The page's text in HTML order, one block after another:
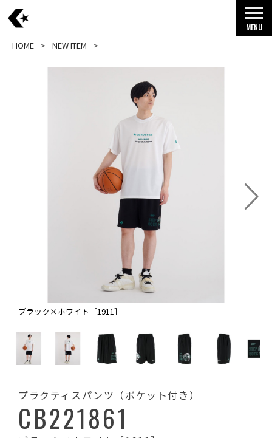
MENU
HOME NEW ITEM
ブラック×ホワイト［1911］
プラクティスパンツ（ポケット付き）
CB221861